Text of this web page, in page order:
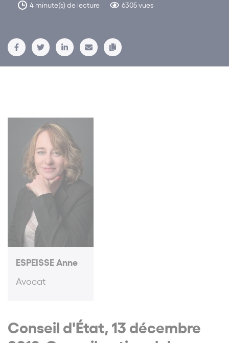
4 minute(s) de lecture 6305 vues
ESPEISSE Anne
Avocat
Conseil d'État, 13 décembre